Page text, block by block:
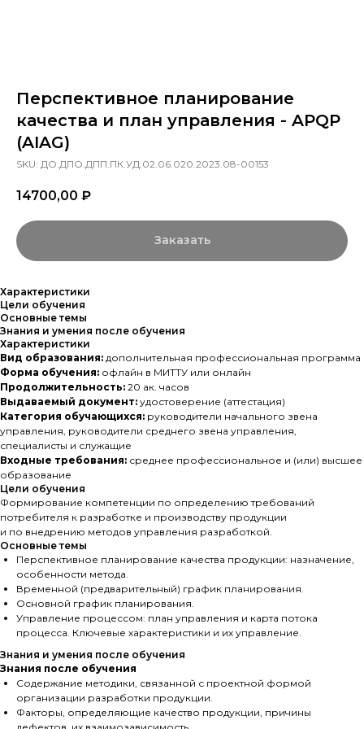
Перспективное планирование
качества и план управления - APQP
(AIAG)
SKU: ДО.ДПО.ДПП.ПК.УД.02.06.020.2023.08-00153
14700,00 ₽
Заказать
Характеристики
Цели обучения
Основные темы
Знания и умения после обучения
Характеристики
Вид образования: дополнительная профессиональная программа
Форма обучения: офлайн в МИТТУ или онлайн
Продолжительность: 20 ак. часов
Выдаваемый документ: удостоверение (аттестация)
Категория обучающихся: руководители начального звена
управления, руководители среднего звена управления,
специалисты и служащие
Входные требования: среднее профессиональное и (или) высшее
образование
Цели обучения
Формирование компетенции по определению требований
потребителя к разработке и производству продукции
и по внедрению методов управления разработкой.
Основные темы
Перспективное планирование качества продукции: назначение,
особенности метода.
Временной (предварительный) график планирования.
Основной график планирования.
Управление процессом: план управления и карта потока
процесса. Ключевые характеристики и их управление.
Знания и умения после обучения
Знания после обучения
Содержание методики, связанной с проектной формой
организации разработки продукции.
Факторы, определяющие качество продукции, причины